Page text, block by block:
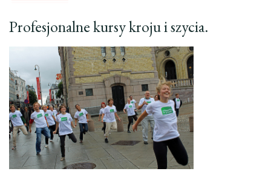
Profesjonalne kursy kroju i szycia.